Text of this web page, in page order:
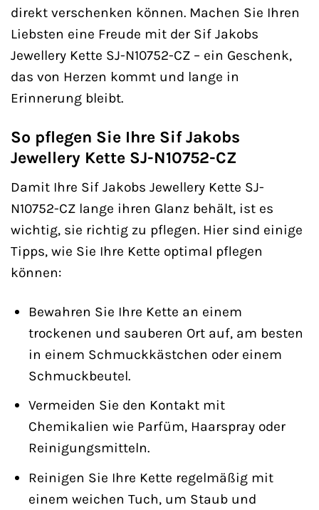
direkt verschenken können. Machen Sie Ihren
Liebsten eine Freude mit der Sif Jakobs
Jewellery Kette SJ-N10752-CZ – ein Geschenk,
das von Herzen kommt und lange in
Erinnerung bleibt.
So pflegen Sie Ihre Sif Jakobs
Jewellery Kette SJ-N10752-CZ
Damit Ihre Sif Jakobs Jewellery Kette SJ-
N10752-CZ lange ihren Glanz behält, ist es
wichtig, sie richtig zu pflegen. Hier sind einige
Tipps, wie Sie Ihre Kette optimal pflegen
können:
Bewahren Sie Ihre Kette an einem
trockenen und sauberen Ort auf, am besten
in einem Schmuckkästchen oder einem
Schmuckbeutel.
Vermeiden Sie den Kontakt mit
Chemikalien wie Parfüm, Haarspray oder
Reinigungsmitteln.
Reinigen Sie Ihre Kette regelmäßig mit
einem weichen Tuch, um Staub und